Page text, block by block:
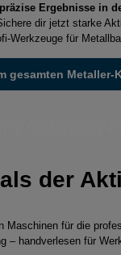
präzise Ergebnisse in
dir jetzt starke
Werkzeuge für
gesamten Metaller-
der
Maschinen für die
– handverlesen für